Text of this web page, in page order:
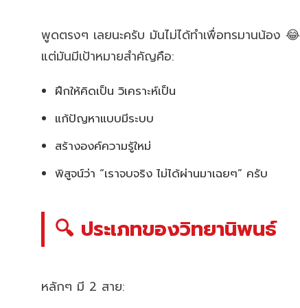
พูดตรงๆ เลยนะครับ มันไม่ได้ทำเพื่อทรมานน้อง 😂
แต่มันมีเป้าหมายสำคัญคือ:
ฝึกให้คิดเป็น วิเคราะห์เป็น
แก้ปัญหาแบบมีระบบ
สร้างองค์ความรู้ใหม่
พิสูจน์ว่า “เราจบจริง ไม่ได้ผ่านมาเฉยๆ” ครับ
🔍 ประเภทของวิทยานิพนธ์
หลักๆ มี 2 สาย: